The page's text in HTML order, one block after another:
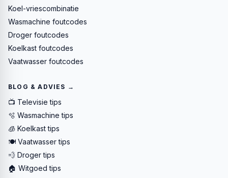
Koel-vriescombinatie
Wasmachine foutcodes
Droger foutcodes
Koelkast foutcodes
Vaatwasser foutcodes
BLOG & ADVIES →
📺 Televisie tips
🫧 Wasmachine tips
🧊 Koelkast tips
🍽️ Vaatwasser tips
💨 Droger tips
🏠 Witgoed tips